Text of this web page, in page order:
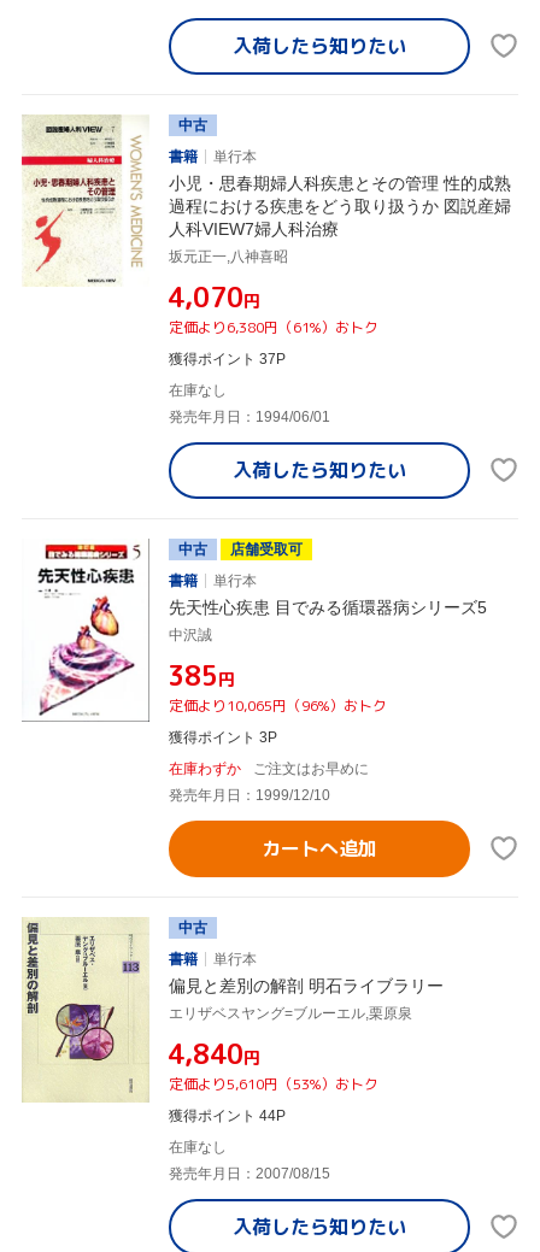
入荷したら知りたい
中古
書籍
単行本
小児・思春期婦人科疾患とその管理 性的成熟
過程における疾患をどう取り扱うか 図説産婦
人科VIEW7婦人科治療
坂元正一,八神喜昭
¥4,070円
定価より6,380円（61%）おトク
獲得ポイント 37P
在庫なし
発売年月日：1994/06/01
入荷したら知りたい
中古
店舗受取可
書籍
単行本
先天性心疾患 目でみる循環器病シリーズ5
中沢誠
¥385円
定価より10,065円（96%）おトク
獲得ポイント 3P
在庫わずか
ご注文はお早めに
発売年月日：1999/12/10
カートへ追加
中古
書籍
単行本
偏見と差別の解剖 明石ライブラリー
エリザベスヤング=ブルーエル,栗原泉
¥4,840円
定価より5,610円（53%）おトク
獲得ポイント 44P
在庫なし
発売年月日：2007/08/15
入荷したら知りたい